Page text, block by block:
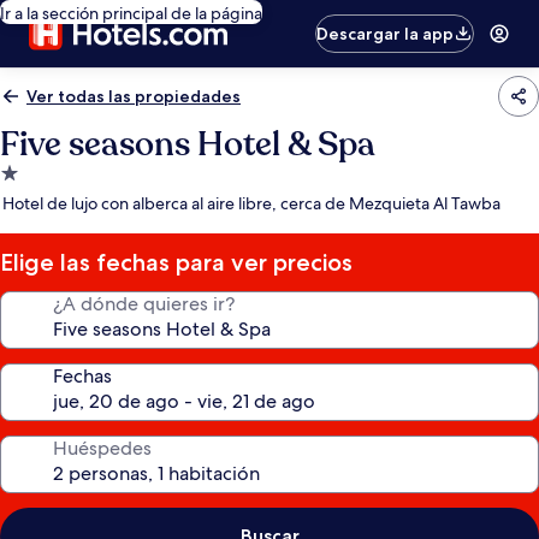
Ir a la sección principal de la página
Descargar la app
Ver todas las propiedades
Five seasons Hotel & Spa
Propiedad
de
estrella
Hotel de lujo con alberca al aire libre, cerca de Mezquieta Al Tawba
Elige las fechas para ver precios
¿A dónde quieres ir?
Fechas
Huéspedes